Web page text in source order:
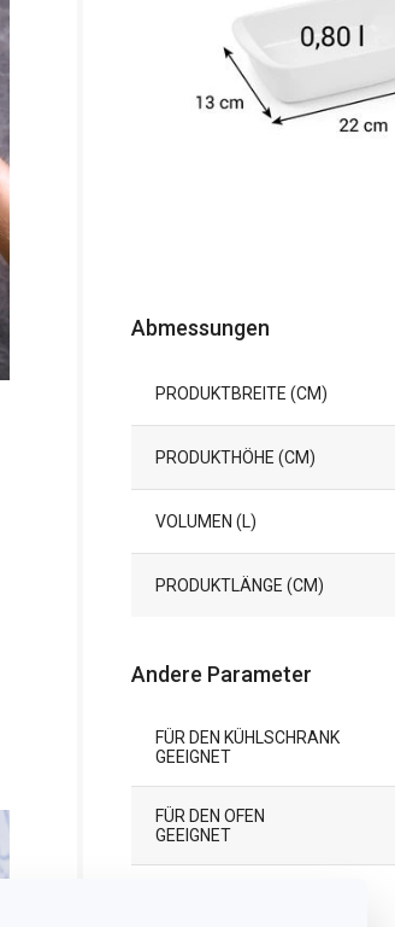
Abmessungen
PRODUKTBREITE (CM)
PRODUKTHÖHE (CM)
VOLUMEN (L)
PRODUKTLÄNGE (CM)
Andere Parameter
FÜR DEN KÜHLSCHRANK
GEEIGNET
FÜR DEN OFEN
GEEIGNET